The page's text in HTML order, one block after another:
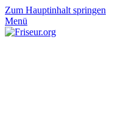
Zum Hauptinhalt springen
Menü